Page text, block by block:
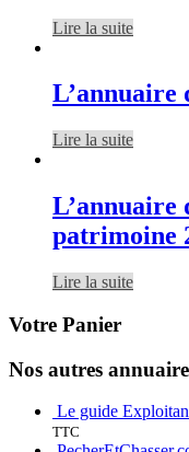
Lire la suite
L’annuaire
Lire la suite
L’annuaire
patrimoine
Lire la suite
Votre Panier
Nos autres
Le guide
TTC